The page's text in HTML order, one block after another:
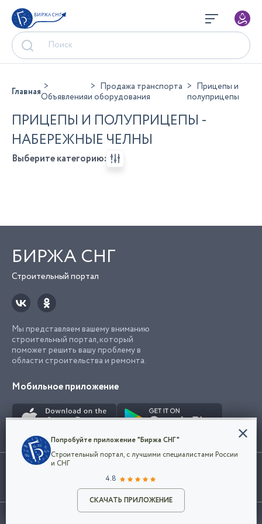
БИРЖА СНГ
Разместить объявление
ГлавнаяОбъявления
Продажа транспорта
и оборудования
Прицепы и
полуприцепы
ПРИЦЕПЫ И ПОЛУПРИЦЕПЫ -
НАБЕРЕЖНЫЕ ЧЕЛНЫ
Выберите категорию:
БИРЖА СНГ
Строительный портал
Мы представляем вашему вниманию
строительный портал, который
поможет решить вашу проблему в
области строительства и ремонта.
Мобильное приложение
Использование сайта, в том числе подача объявлений, означает
марки представленные на сайте являются собственностью их
©2026Биржа СНГ
Конфиденциальность
Мы используем файлы cookie, чтобы сделать
наш сайт удобным для каждого
Политикой конфиденциальности компании
и принимаете условия использования cookie.
Попробуйте приложение "Биржа СНГ"
Строительный портал, с лучшими специалистами России
и СНГ
4.8
СКАЧАТЬ ПРИЛОЖЕНИЕ